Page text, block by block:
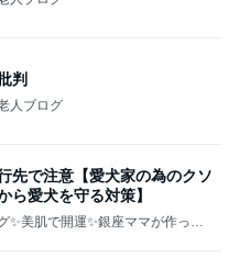
判
人ブログ
先で注意【愛犬家の為のクソ
ら愛犬を守る対策】
✨美肌で開運✨銀座ママが作った